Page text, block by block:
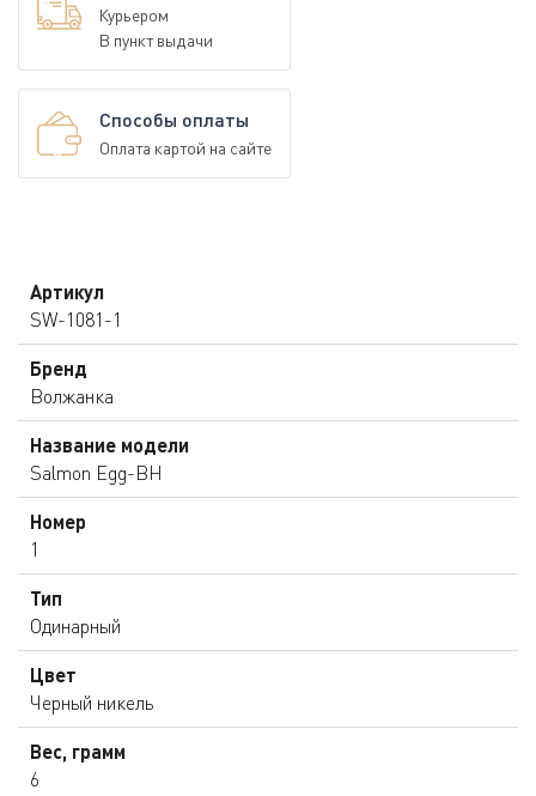
Курьером
В пункт выдачи
Способы оплаты
Оплата картой на сайте
Артикул
SW-1081-1
Бренд
Волжанка
Название модели
Salmon Egg-BH
Номер
1
Тип
Одинарный
Цвет
Черный никель
Вес, грамм
6